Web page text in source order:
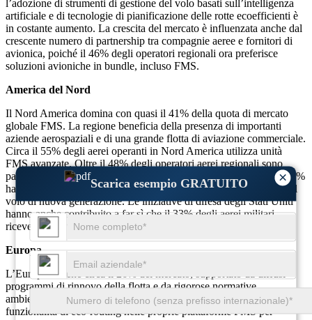
×
Scarica esempio GRATUITO
l’adozione di strumenti di gestione del volo basati sull’intelligenza
artificiale e di tecnologie di pianificazione delle rotte ecoefficienti è
in costante aumento. La crescita del mercato è influenzata anche dal
crescente numero di partnership tra compagnie aeree e fornitori di
avionica, poiché il 46% degli operatori regionali ora preferisce
soluzioni avioniche in bundle, incluso FMS.
America del Nord
Il Nord America domina con quasi il 41% della quota di mercato
globale FMS. La regione beneficia della presenza di importanti
aziende aerospaziali e di una grande flotta di aviazione commerciale.
Circa il 55% degli aerei operanti in Nord America utilizza unità
FMS avanzate. Oltre il 48% degli operatori aerei regionali sono
passati a sistemi di navigazione sincronizzati sul cloud e circa il 37%
ha adattato gli aerei più vecchi con funzionalità di automazione del
volo di nuova generazione. Le iniziative di difesa degli Stati Uniti
hanno anche contribuito a far sì che il 33% degli aerei militari
ricevessero avionica aggiornata, compreso l’FMS.
Europa
L’Europa detiene circa il 26% del mercato, supportato da diffusi
programmi di rinnovo della flotta e da rigorose normative
ambientali. Circa il 46% delle compagnie aeree europee ha integrato
funzionalità di eco-routing nelle proprie piattaforme FMS per